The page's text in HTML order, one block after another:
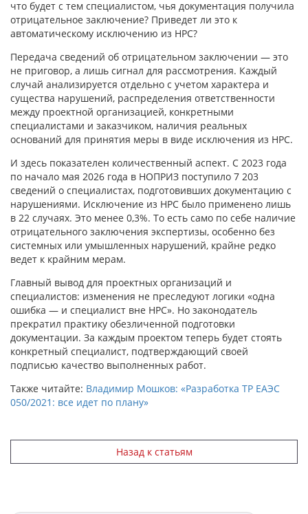
что будет с тем специалистом, чья документация получила
отрицательное заключение? Приведет ли это к
автоматическому исключению из НРС?
Передача сведений об отрицательном заключении — это
не приговор, а лишь сигнал для рассмотрения. Каждый
случай анализируется отдельно с учетом характера и
существа нарушений, распределения ответственности
между проектной организацией, конкретными
специалистами и заказчиком, наличия реальных
оснований для принятия меры в виде исключения из НРС.
И здесь показателен количественный аспект. С 2023 года
по начало мая 2026 года в НОПРИЗ поступило 7 203
сведений о специалистах, подготовивших документацию с
нарушениями. Исключение из НРС было применено лишь
в 22 случаях. Это менее 0,3%. То есть само по себе наличие
отрицательного заключения экспертизы, особенно без
системных или умышленных нарушений, крайне редко
ведет к крайним мерам.
Главный вывод для проектных организаций и
специалистов: изменения не преследуют логики «одна
ошибка — и специалист вне НРС». Но законодатель
прекратил практику обезличенной подготовки
документации. За каждым проектом теперь будет стоять
конкретный специалист, подтверждающий своей
подписью качество выполненных работ.
Также читайте: Владимир Мошков: «Разработка ТР ЕАЭС
050/2021: все идет по плану»
Назад к статьям